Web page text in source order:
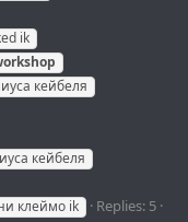
ik
кейбеля
кейбеля
клеймо ik
Replies: 5